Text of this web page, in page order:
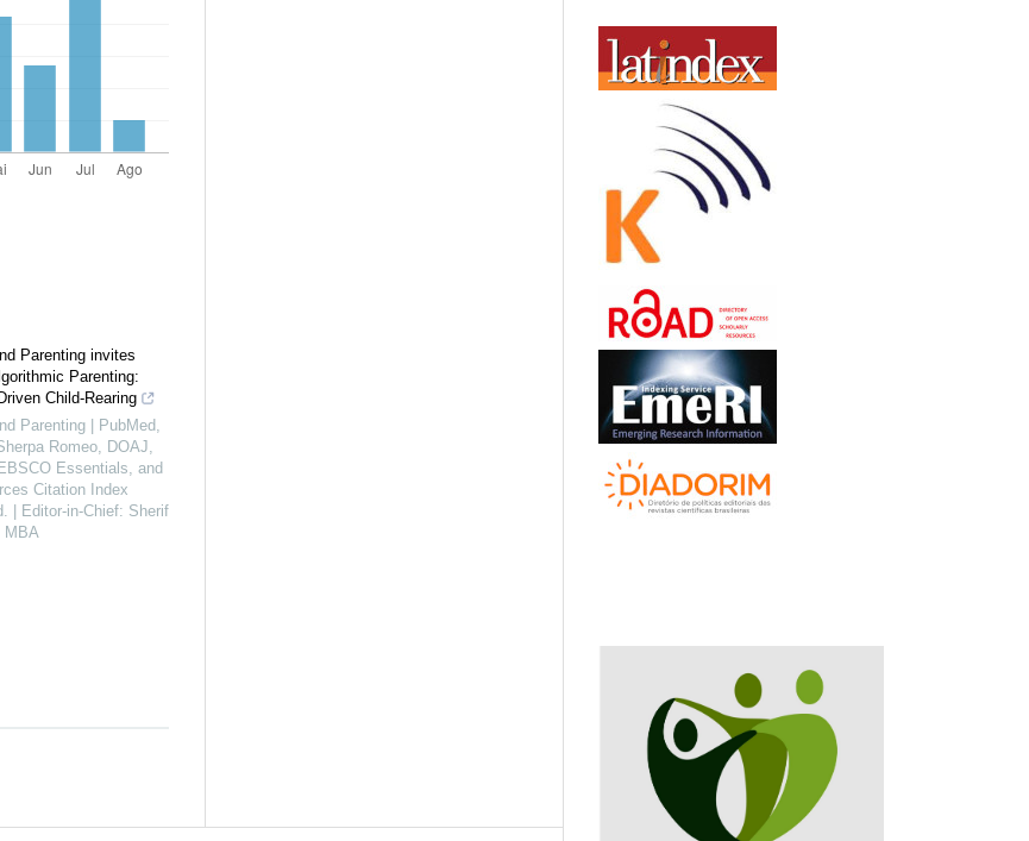
Parenting invites
Parenting:
Child-Rearing
Parenting | PubMed,
Romeo, DOAJ,
Essentials, and
Citation Index
| Editor-in-Chief: Sherif
MBA